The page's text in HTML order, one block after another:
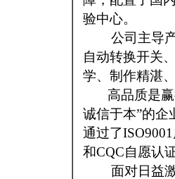
验中心。
公司主导产
自动转换开关
学、制作精湛
高品质是赢
诚信于本”的企
通过了
和CQC自愿认证
面对日益激